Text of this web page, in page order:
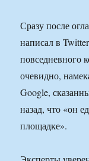
Сразу после
написал в
повседневного
очевидно,
Google,
назад, что «он
площадке».